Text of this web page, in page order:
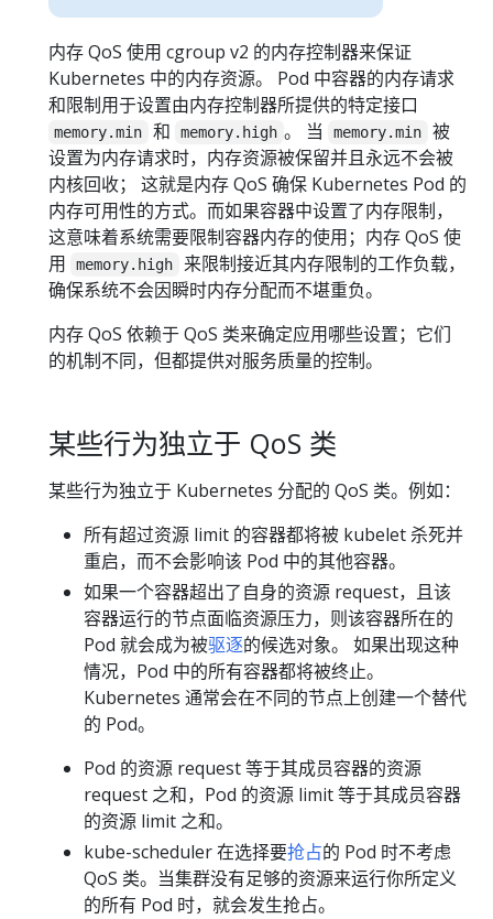
内存 QoS 使用 cgroup v2 的内存控制器来保证
Kubernetes 中的内存资源。 Pod 中容器的内存请求
和限制用于设置由内存控制器所提供的特定接口
memory.min 和 memory.high 。 当 memory.min
被
设置为内存请求时，内存资源被保留并且永远不会被
内核回收； 这就是内存 QoS 确保 Kubernetes Pod 的
内存可用性的方式。而如果容器中设置了内存限制，
这意味着系统需要限制容器内存的使用；内存 QoS 使
用
memory.high
来限制接近其内存限制的工作负载，
确保系统不会因瞬时内存分配而不堪重负。
内存 QoS 依赖于 QoS 类来确定应用哪些设置；它们
的机制不同，但都提供对服务质量的控制。
某些行为独立于 QoS 类
某些行为独立于 Kubernetes 分配的 QoS 类。例如：
所有超过资源 limit 的容器都将被 kubelet 杀死并
重启，而不会影响该 Pod 中的其他容器。
如果一个容器超出了自身的资源 request，且该
容器运行的节点面临资源压力，则该容器所在的
Pod 就会成为被驱逐的候选对象。 如果出现这种
情况，Pod 中的所有容器都将被终止。
Kubernetes 通常会在不同的节点上创建一个替代
的 Pod。
Pod 的资源 request 等于其成员容器的资源
request 之和，Pod 的资源 limit 等于其成员容器
的资源 limit 之和。
kube-scheduler 在选择要抢占的 Pod 时不考虑
QoS 类。当集群没有足够的资源来运行你所定义
的所有 Pod 时，就会发生抢占。